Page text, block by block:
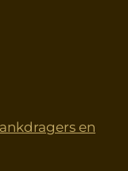
en